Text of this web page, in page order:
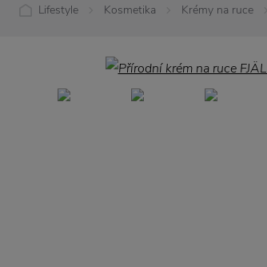
Lifestyle Kosmetika Krémy na ruce